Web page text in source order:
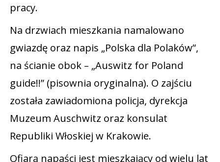
pracy.
Na drzwiach mieszkania namalowano
gwiazdę oraz napis „Polska dla Polaków”,
na ścianie obok – „Auswitz for Poland
guide!!” (pisownia oryginalna). O zajściu
została zawiadomiona policja, dyrekcja
Muzeum Auschwitz oraz konsulat
Republiki Włoskiej w Krakowie.
Ofiarą napaści jest mieszkający od wielu lat